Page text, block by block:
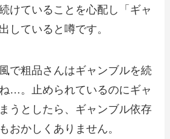
けていることを心配し「ギャ
していると噂です。
で粗品さんはギャンブルを続
…。止められているのにギャ
うとしたら、ギャンブル依存
おかしくありません。